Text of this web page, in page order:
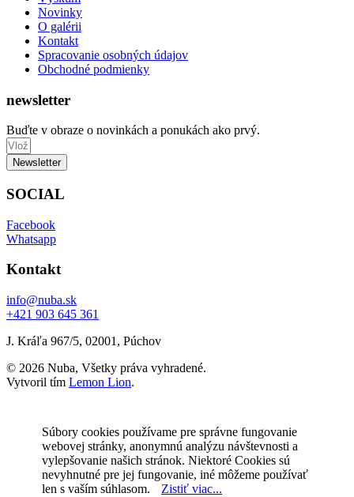
Novinky
O galérii
Kontakt
Spracovanie osobných údajov
Obchodné podmienky
newsletter
Buďte v obraze o novinkách a ponukách ako prvý.
Newsletter
SOCIAL
Facebook
Whatsapp
Kontakt
info@nuba.sk
‭+421 903 645 361‬
J. Kráľa 967/5, 02001, Púchov
© 2026 Nuba, Všetky práva vyhradené.
Vytvoril tím Lemon Lion.
Súbory cookies používame pre správne fungovanie
webovej stránky, anonymnú analýzu návštevnosti a
vylepšovanie našich stránok. Niektoré Cookies sú
nevyhnutné pre jej fungovanie, iné môžeme používať
len s vaším súhlasom.
Zistiť viac...